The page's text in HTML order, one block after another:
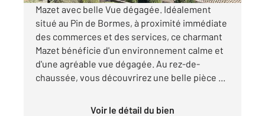
Mazet avec belle Vue dégagée. Idéalement
situé au Pin de Bormes, à proximité immédiate
des commerces et des services, ce charmant
Mazet bénéficie d'un environnement calme et
d'une agréable vue dégagée. Au rez-de-
chaussée, vous découvrirez une belle pièce ...
Voir le détail du bien